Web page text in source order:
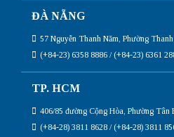
ĐÀ NẴNG
57 Nguyễn Thanh Năm, Phường
(+84-23) 6358 8886 / (+84-23) 6361
TP. HCM
406/85 đường Cộng Hòa, Phường Tân
(+84-28) 3811 8628 / (+84-28) 3811